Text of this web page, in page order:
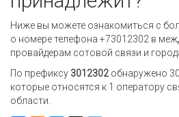
Ниже вы можете ознакомиться с
о номере телефона +73012302 в
провайдерам сотовой связи и
По префиксу 3012302 обнаружено
которые относятся к 1 оператору
области.